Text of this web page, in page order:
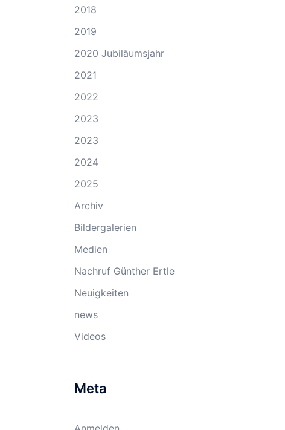
2018
2019
2020 Jubiläumsjahr
2021
2022
2023
2023
2024
2025
Archiv
Bildergalerien
Medien
Nachruf Günther Ertle
Neuigkeiten
news
Videos
Meta